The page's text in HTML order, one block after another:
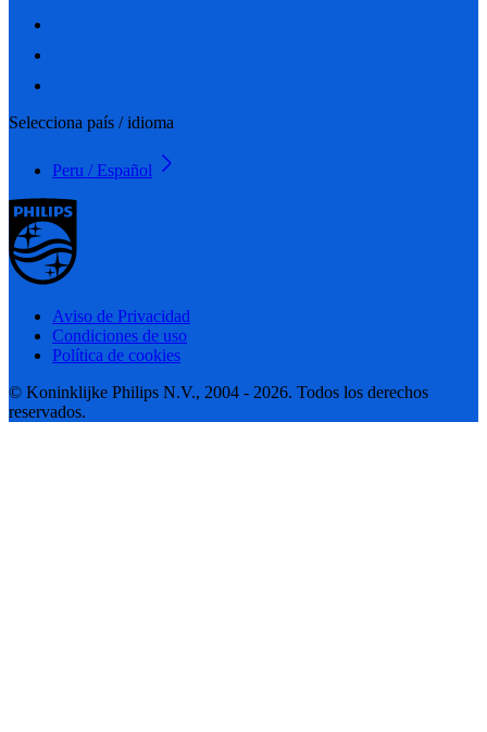
Selecciona país / idioma
Peru / Español
Aviso de Privacidad
Condiciones de uso
Política de cookies
© Koninklijke Philips N.V., 2004 - 2026. Todos los derechos
reservados.